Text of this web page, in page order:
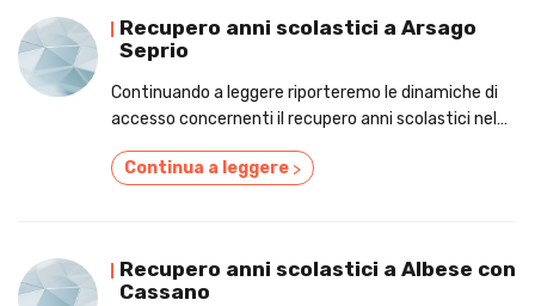
Recupero anni scolastici a Arsago
Seprio
Continuando a leggere riporteremo le dinamiche di
accesso concernenti il recupero anni scolastici nel
Continua a leggere >
Recupero anni scolastici a Albese con
Cassano